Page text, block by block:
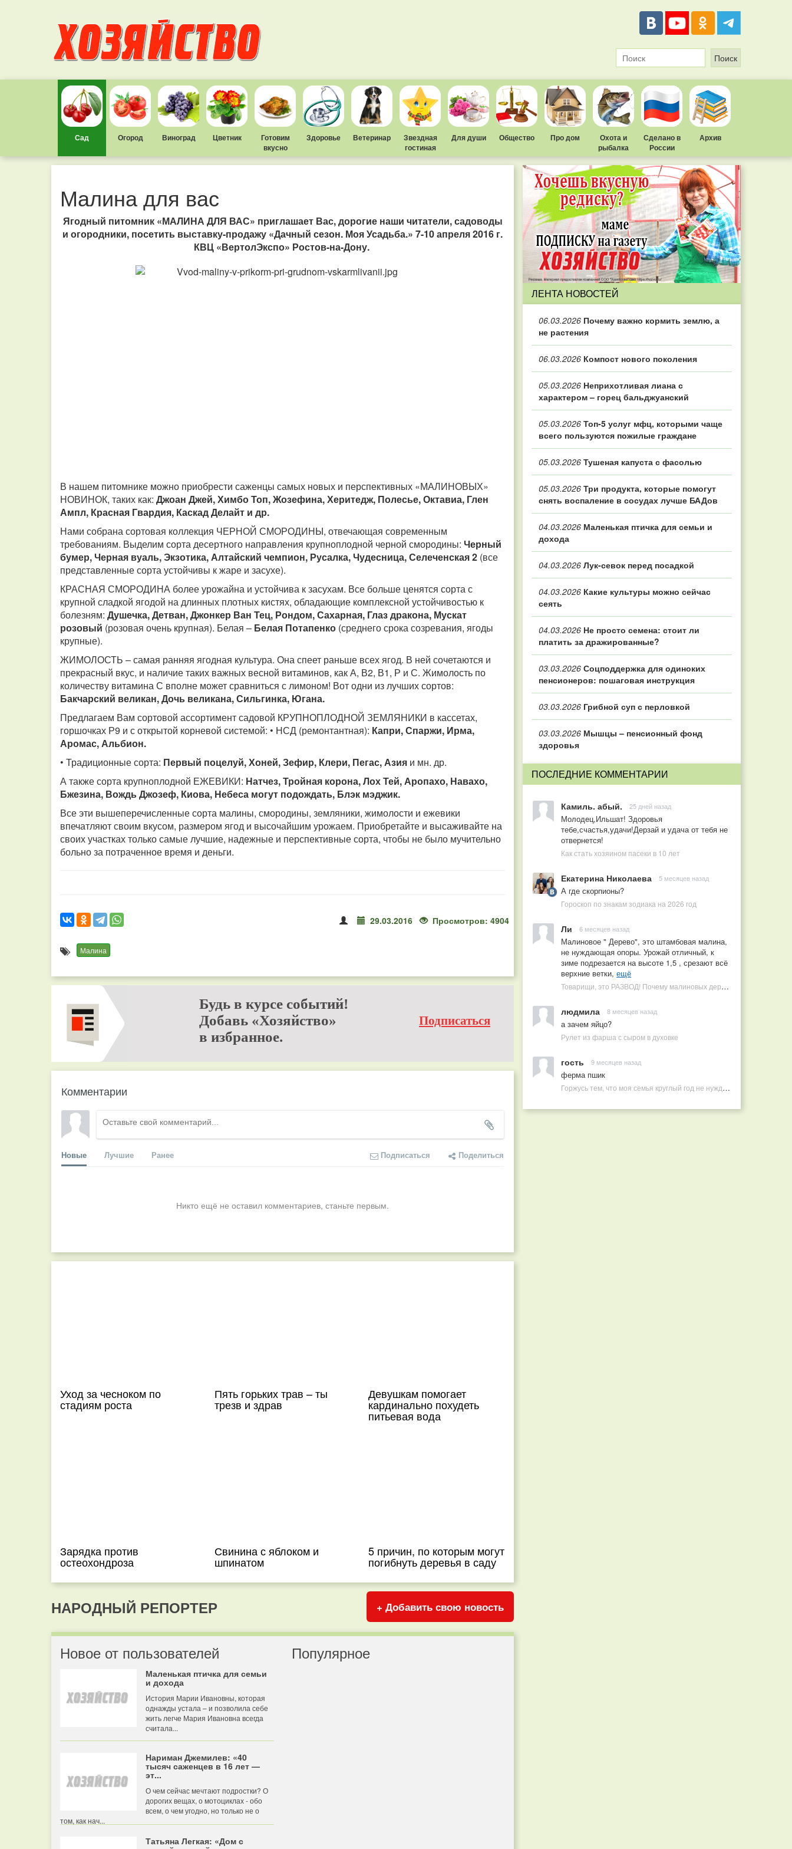
Сад Огород Виноград Цветник
Готовим
вкусно
Здоровье Ветеринар
Звездная
гостиная
Для души Общество Про дом
Охота и
рыбалка
Сделано в
России
Архив
Малина для вас
Ягодный питомник «МАЛИНА ДЛЯ ВАС» приглашает Вас, дорогие наши читатели, садоводы
и огородники, посетить выставку-продажу «Дачный сезон. Моя Усадьба.» 7-10 апреля 2016 г.
КВЦ «ВертолЭкспо» Ростов-на-Дону.
В нашем питомнике можно приобрести саженцы самых новых и перспективных «МАЛИНОВЫХ»
НОВИНОК, таких как: Джоан Джей, Химбо Топ, Жозефина, Херитедж, Полесье, Октавиа, Глен
Ампл, Красная Гвардия, Каскад Делайт и др.
Нами собрана сортовая коллекция ЧЕРНОЙ СМОРОДИНЫ, отвечающая современным
требованиям. Выделим сорта десертного направления крупноплодной черной смородины: Черный
бумер, Черная вуаль, Экзотика, Алтайский чемпион, Русалка, Чудесница, Селеченская 2 (все
представленные сорта устойчивы к жаре и засухе).
КРАСНАЯ СМОРОДИНА более урожайна и устойчива к засухам. Все больше ценятся сорта с
крупной сладкой ягодой на длинных плотных кистях, обладающие комплексной устойчивостью к
болезням: Душечка, Детван, Джонкер Ван Тец, Рондом, Сахарная, Глаз дракона, Мускат
розовый (розовая очень крупная). Белая – Белая Потапенко (среднего срока созревания, ягоды
крупные).
ЖИМОЛОСТЬ – самая ранняя ягодная культура. Она спеет раньше всех ягод. В ней сочетаются и
прекрасный вкус, и наличие таких важных весной витаминов, как А, В2, В1, Р и С. Жимолость по
количеству витамина С вполне может сравниться с лимоном! Вот одни из лучших сортов:
Бакчарский великан, Дочь великана, Сильгинка, Югана.
Предлагаем Вам сортовой ассортимент садовой КРУПНОПЛОДНОЙ ЗЕМЛЯНИКИ в кассетах,
горшочках Р9 и с открытой корневой системой: • НСД (ремонтантная): Капри, Спаржи, Ирма,
Аромас, Альбион.
• Традиционные сорта: Первый поцелуй, Хоней, Зефир, Клери, Пегас, Азия и мн. др.
А также сорта крупноплодной ЕЖЕВИКИ: Натчез, Тройная корона, Лох Тей, Аропахо, Навахо,
Бжезина, Вождь Джозеф, Киова, Небеса могут подождать, Блэк мэджик.
Все эти вышеперечисленные сорта малины, смородины, земляники, жимолости и ежевики
впечатляют своим вкусом, размером ягод и высочайшим урожаем. Приобретайте и высаживайте на
своих участках только самые лучшие, надежные и перспективные сорта, чтобы не было мучительно
больно за потраченное время и деньги.
29.03.2016 Просмотров: 4904
Малина
Будь в курсе событий!
Добавь «Хозяйство»
в избранное.
Подписаться
Комментарии
Новые Лучшие Ранее Подписаться Поделиться
Никто ещё не оставил комментариев, станьте первым.
Уход за чесноком по
стадиям роста
Пять горьких трав – ты
трезв и здрав
Девушкам помогает
кардинально похудеть
питьевая вода
Зарядка против
остеохондроза
Свинина с яблоком и
шпинатом
5 причин, по которым могут
погибнуть деревья в саду
НАРОДНЫЙ РЕПОРТЕР + Добавить свою новость
Новое от пользователей
Маленькая птичка для семьи
и дохода
История Марии Ивановны, которая
однажды устала – и позволила себе
жить легче Мария Ивановна всегда
считала...
Нариман Джемилев: «40
тысяч саженцев в 16 лет —
эт...
О чем сейчас мечтают подростки? О
дорогих вещах, о мотоциклах - обо
всем, о чем угодно, но только не о
том, как нач...
Татьяна Легкая: «Дом с
Популярное
ЛЕНТА НОВОСТЕЙ
06.03.2026 Почему важно кормить землю, а
не растения
06.03.2026 Компост нового поколения
05.03.2026 Неприхотливая лиана с
характером – горец бальджуанский
05.03.2026 Топ‑5 услуг мфц, которыми чаще
всего пользуются пожилые граждане
05.03.2026 Тушеная капуста с фасолью
05.03.2026 Три продукта, которые помогут
снять воспаление в сосудах лучше БАДов
04.03.2026 Маленькая птичка для семьи и
дохода
04.03.2026 Лук-севок перед посадкой
04.03.2026 Какие культуры можно сейчас
сеять
04.03.2026 Не просто семена: стоит ли
платить за дражированные?
03.03.2026 Соцподдержка для одиноких
пенсионеров: пошаговая инструкция
03.03.2026 Грибной суп с перловкой
03.03.2026 Мышцы – пенсионный фонд
здоровья
ПОСЛЕДНИЕ КОММЕНТАРИИ
Камиль. абый. 25 дней назад
Молодец,Ильшат! Здоровья
тебе,счастья,удачи!Дерзай и удача от тебя не
отвернется!
Как стать хозяином пасеки в 10 лет
Екатерина Николаева 5 месяцев назад
А где скорпионы?
Гороскоп по знакам зодиака на 2026 год
Ли 6 месяцев назад
Малиновое " Дерево", это штамбовая малина,
не нуждающая опоры. Урожай отличный, к
зиме подрезается на высоте 1,5 , срезают всё
верхние ветки, ещё
Товарищи, это РАЗВОД! Почему малиновых деревьев не бывает, или Как ушлые продавцы наживаются на мечтах садоводов
людмила 8 месяцев назад
а зачем яйцо?
Рулет из фарша с сыром в духовке
гость 9 месяцев назад
ферма пшик
Горжусь тем, что моя семья круглый год не нуждается в покупных витаминах